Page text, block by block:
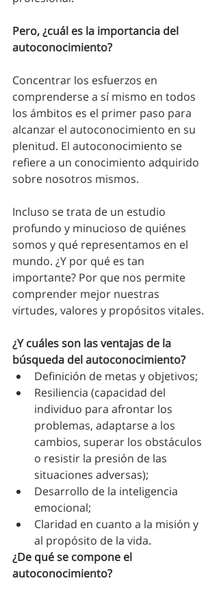
Pero, ¿cuál es la importancia del
autoconocimiento?
Concentrar los esfuerzos en
comprenderse a sí mismo en todos
los ámbitos es el primer paso para
alcanzar el autoconocimiento en su
plenitud. El autoconocimiento se
refiere a un conocimiento adquirido
sobre nosotros mismos.
Incluso se trata de un estudio
profundo y minucioso de quiénes
somos y qué representamos en el
mundo. ¿Y por qué es tan
importante? Por que nos permite
comprender mejor nuestras
virtudes, valores y propósitos vitales.
¿Y cuáles son las ventajas de la
búsqueda del autoconocimiento?
Definición de metas y objetivos;
Resiliencia (capacidad del
individuo para afrontar los
problemas, adaptarse a los
cambios, superar los obstáculos
o resistir la presión de las
situaciones adversas);
Desarrollo de la inteligencia
emocional;
Claridad en cuanto a la misión y
al propósito de la vida.
¿De qué se compone el
autoconocimiento?